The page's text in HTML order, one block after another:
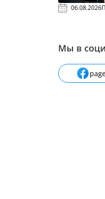
06.08.2026
Мы в